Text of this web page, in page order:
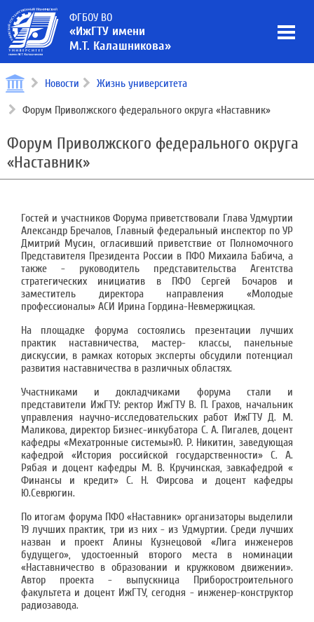
ФГБОУ ВО
«ИжГТУ имени
М.Т. Калашникова»
Новости Жизнь университета
Форум Приволжского федерального округа «Наставник»
Форум Приволжского федерального округа
«Наставник»
Гостей и участников Форума приветствовали Глава Удмуртии
Александр Бречалов, Главный федеральный инспектор по УР
Дмитрий Мусин, огласивший приветствие от Полномочного
Представителя Президента России в ПФО Михаила Бабича, а
также - руководитель представительства Агентства
стратегических инициатив в ПФО Сергей Бочаров и
заместитель директора направления «Молодые
профессионалы» АСИ Ирина Гордина-Невмержицкая.
На площадке форума состоялись презентации лучших
практик наставничества, мастер- классы, панельные
дискуссии, в рамках которых эксперты обсудили потенциал
развития наставничества в различных областях.
Участниками и докладчиками форума стали и
представители ИжГТУ: ректор ИжГТУ В. П. Грахов, начальник
управления научно-исследовательских работ ИжГТУ Д. М.
Маликова, директор Бизнес-инкубатора С. А. Пигалев, доцент
кафедры «Мехатронные системы»Ю. Р. Никитин, заведующая
кафедрой «История российской государственности» С. А.
Рябая и доцент кафедры М. В. Кручинская, завкафедрой «
Финансы и кредит» С. Н. Фирсова и доцент кафедры
Ю.Севрюгин.
По итогам форума ПФО «Наставник» организаторы выделили
19 лучших практик, три из них - из Удмуртии. Среди лучших
назван и проект Алины Кузнецовой «Лига инженеров
будущего», удостоенный второго места в номинации
«Наставничество в образовании и кружковом движении».
Автор проекта - выпускница Приборостроительного
факультета и доцент ИжГТУ, сегодня - инженер-конструктор
радиозавода.